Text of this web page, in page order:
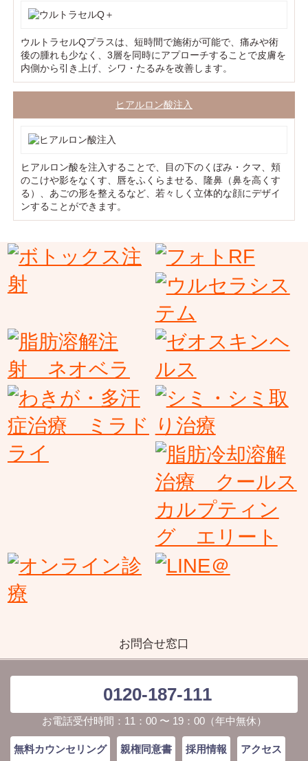
ウルトラセルQプラスは、短時間で施術が可能で、痛みや術
後の腫れも少なく、3層を同時にアプローチすることで皮膚を
内側から引き上げ、シワ・たるみを改善します。
ヒアルロン酸注入
ヒアルロン酸を注入することで、目の下のくぼみ・クマ、頬
のこけや影をなくす、唇をふくらませる、隆鼻（鼻を高くす
る）、あごの形を整えるなど、若々しく立体的な顔にデザイ
ンすることができます。
お問合せ窓口
0120-187-111
お電話受付時間：11：00 〜 19：00（年中無休）
無料カウンセリング 親権同意書 採用情報 アクセス